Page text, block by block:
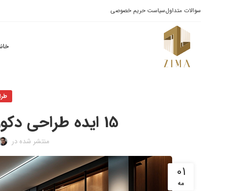
سوالات متداولسیاست حریم خصوصی
15 ایده طراحی دکوراسیون مغازه و فروشگاه
منتشر شده در
01
مه